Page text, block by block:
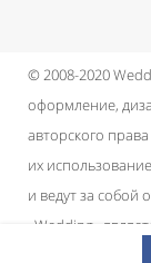
© 2008-2020
оформление,
авторского
их
и ведут за собой
«Wedding»
принадлежит